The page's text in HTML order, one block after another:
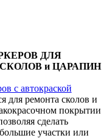
ДЛЯ
и ЦАРАПИН
с автокраской
для ремонта сколов и
покрытии
сделать
участки или